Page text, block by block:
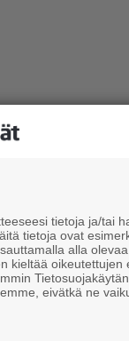
tietoja ja/tai
tietoja ovat
alla
kieltää oikeutettujen
eivätkä ne